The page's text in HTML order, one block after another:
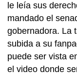
le leía sus
mandado el
gobernadora. La
subida a su
puede ser vista
el video donde